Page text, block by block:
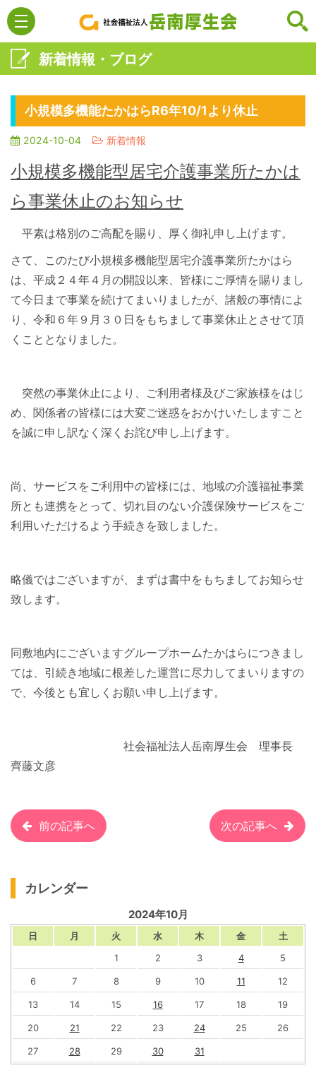
新着情報・ブログ
小規模多機能たかはらR6年10/1より休止
2024-10-04 新着情報
小規模多機能型居宅介護事業所たかは
ら事業休止のお知らせ
平素は格別のご高配を賜り、厚く御礼申し上げます。
さて、このたび小規模多機能型居宅介護事業所たかはら
は、平成２４年４月の開設以来、皆様にご厚情を賜りまし
て今日まで事業を続けてまいりましたが、諸般の事情によ
り、令和６年９月３０日をもちまして事業休止とさせて頂
くこととなりました。
突然の事業休止により、ご利用者様及びご家族様をはじ
め、関係者の皆様には大変ご迷惑をおかけいたしますこと
を誠に申し訳なく深くお詫び申し上げます。
尚、サービスをご利用中の皆様には、地域の介護福祉事業
所とも連携をとって、切れ目のない介護保険サービスをご
利用いただけるよう手続きを致しました。
略儀ではございますが、まずは書中をもちましてお知らせ
致します。
同敷地内にございますグループホームたかはらにつきまし
ては、引続き地域に根差した運営に尽力してまいりますの
で、今後とも宜しくお願い申し上げます。
社会福祉法人岳南厚生会 理事長
齊藤文彦
前の記事へ 次の記事へ
カレンダー
2024年10月
日 月 火 水 木 金
土
1
2 3 4 5
6 7 8 9 10 11 12
13 14 15 16 17 18 19
20 21 22 23 24 25 26
27 28 29 30 31